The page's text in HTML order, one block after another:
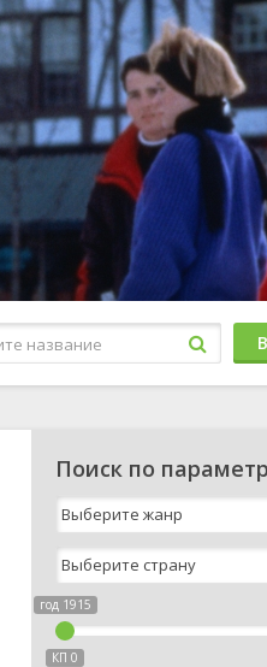
Поиск по
год 1915
КП 0